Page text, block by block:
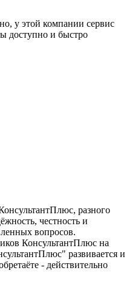
у этой компании сервис
доступно и быстро
разного
честность и
вопросов.
КонсультантПлюс на
развивается и
- действительно